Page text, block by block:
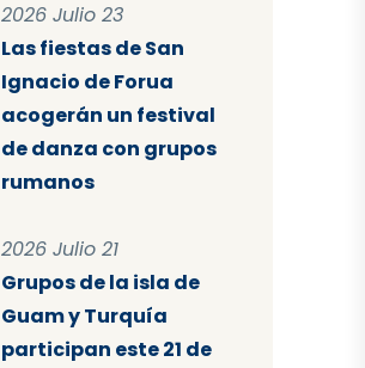
2026 Julio 23
Las fiestas de San
Ignacio de Forua
acogerán un festival
de danza con grupos
rumanos
2026 Julio 21
Grupos de la isla de
Guam y Turquía
participan este 21 de